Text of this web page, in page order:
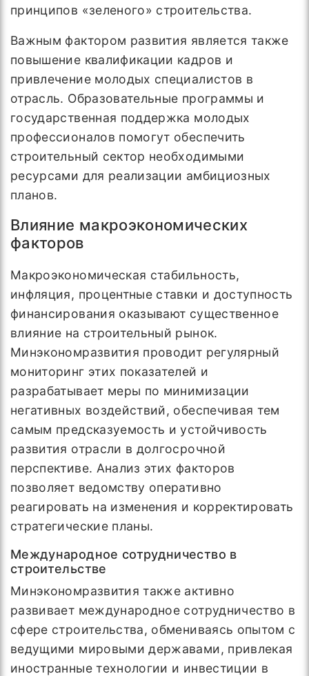
принципов «зеленого» строительства.
Важным фактором развития является также
повышение квалификации кадров и
привлечение молодых специалистов в
отрасль. Образовательные программы и
государственная поддержка молодых
профессионалов помогут обеспечить
строительный сектор необходимыми
ресурсами для реализации амбициозных
планов.
Влияние макроэкономических
факторов
Макроэкономическая стабильность,
инфляция, процентные ставки и доступность
финансирования оказывают существенное
влияние на строительный рынок.
Минэкономразвития проводит регулярный
мониторинг этих показателей и
разрабатывает меры по минимизации
негативных воздействий, обеспечивая тем
самым предсказуемость и устойчивость
развития отрасли в долгосрочной
перспективе. Анализ этих факторов
позволяет ведомству оперативно
реагировать на изменения и корректировать
стратегические планы.
Международное сотрудничество в
строительстве
Минэкономразвития также активно
развивает международное сотрудничество в
сфере строительства, обмениваясь опытом с
ведущими мировыми державами, привлекая
иностранные технологии и инвестиции в